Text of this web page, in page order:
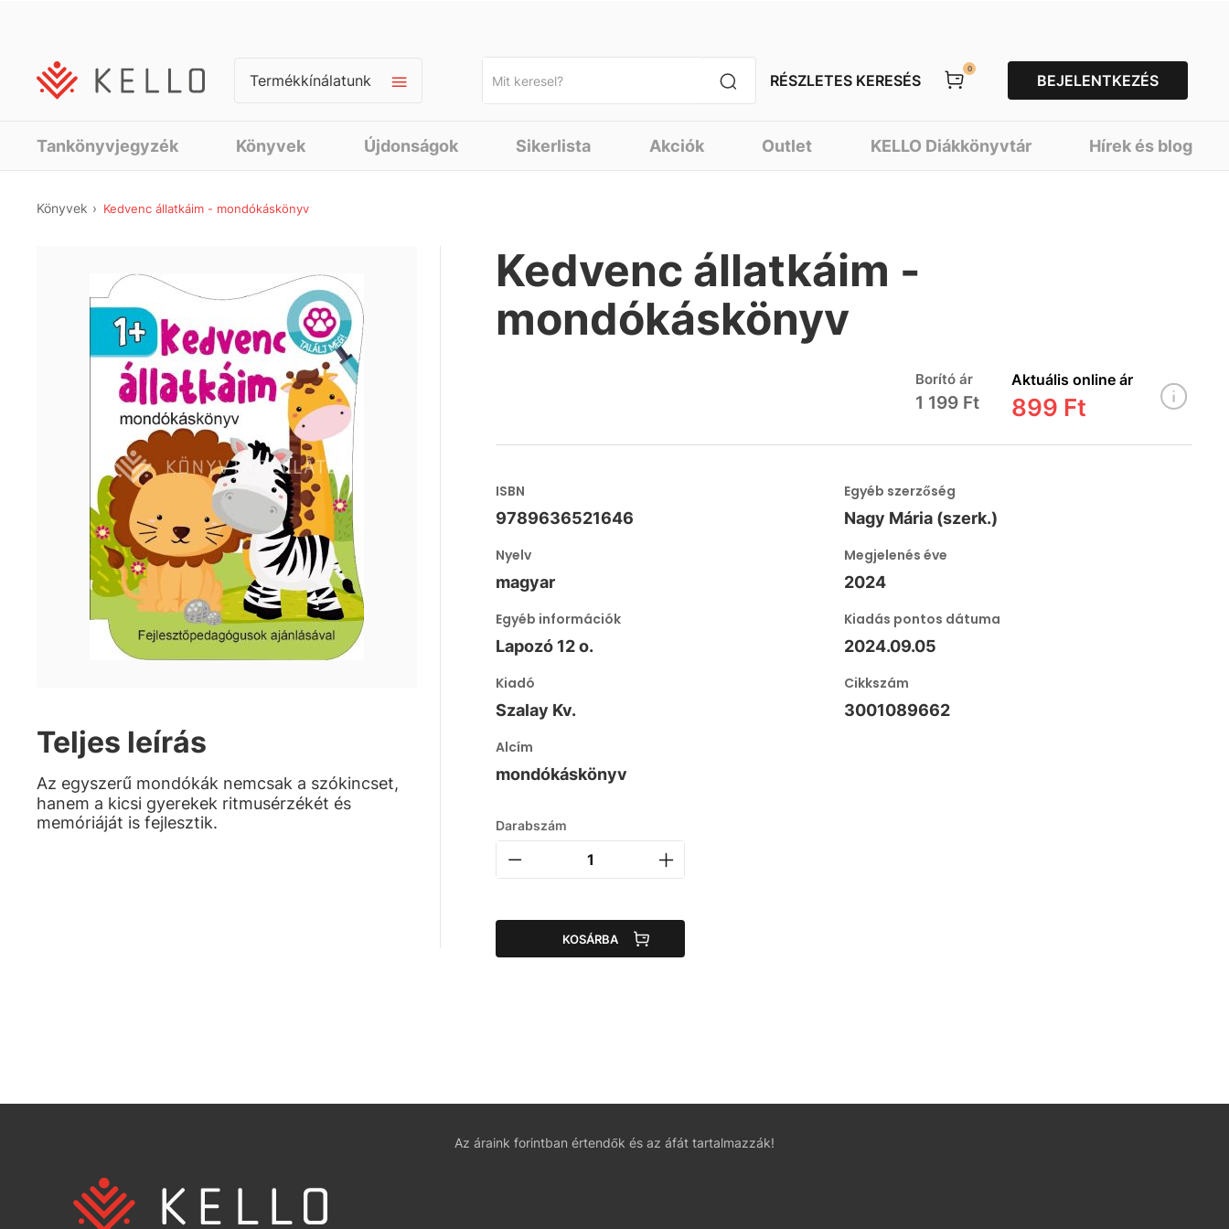
Termékkínálatunk RÉSZLETES KERESÉS
0
BEJELENTKEZÉS
Tankönyvjegyzék Könyvek Újdonságok Sikerlista Akciók Outlet KELLO Diákkönyvtár Hírek és blog
Könyvek Kedvenc állatkáim - mondókáskönyv
Teljes leírás
Az egyszerű mondókák nemcsak a szókincset,
hanem a kicsi gyerekek ritmusérzékét és
memóriáját is fejlesztik.
Kedvenc állatkáim -
mondókáskönyv
Borító ár
1 199 Ft
Aktuális online ár
899 Ft
ISBN
9789636521646
Egyéb szerzőség
Nagy Mária (szerk.)
Nyelv
magyar
Megjelenés éve
2024
Egyéb információk
Lapozó 12 o.
Kiadás pontos dátuma
2024.09.05
Kiadó
Szalay Kv.
Cikkszám
3001089662
Alcím
mondókáskönyv
Darabszám
KOSÁRBA
Az áraink forintban értendők és az áfát tartalmazzák!